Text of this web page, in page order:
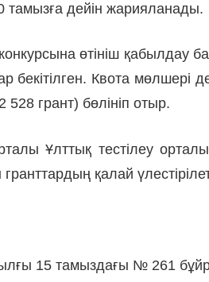
тамызға дейін жарияланады.
өтініш қабылдау
бекітілген. Квота мөлшері
грант) бөлініп отыр.
Ұлттық тестілеу
қалай
15 тамыздағы № 261